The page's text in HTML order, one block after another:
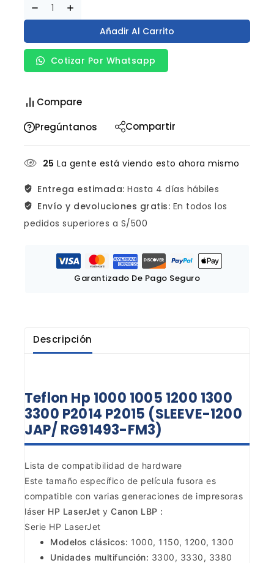
Añadir Al Carrito
Cotizar Por Whatsapp
Compare
Pregúntanos
Compartir
25 La gente está viendo esto ahora mismo
Entrega estimada: Hasta 4 días hábiles
Envío y devoluciones gratis: En todos los
pedidos superiores a S/500
Garantizado De Pago Seguro
Descripción
Teflon Hp 1000 1005 1200 1300
3300 P2014 P2015 (SLEEVE-1200
JAP/ RG91493-FM3)
Lista de compatibilidad de hardware
Este tamaño específico de película fusora es
compatible con varias generaciones de impresoras
láser HP LaserJet y Canon LBP :
Serie HP LaserJet
Modelos clásicos: 1000, 1150, 1200, 1300
Unidades multifunción: 3300, 3330, 3380